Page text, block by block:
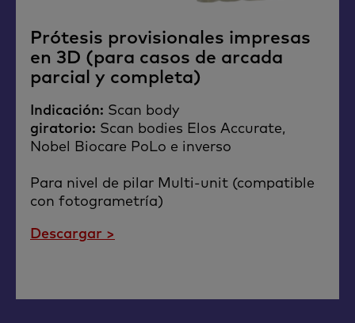
Prótesis provisionales impresas
en 3D (para casos de arcada
parcial y completa)
Indicación: Scan body​
giratorio: Scan bodies Elos Accurate,
Nobel Biocare PoLo e inverso
Para nivel de pilar Multi-unit (compatible
con fotogrametría)
Descargar >